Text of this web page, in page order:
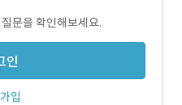
문을 확인해보세요.
인
입